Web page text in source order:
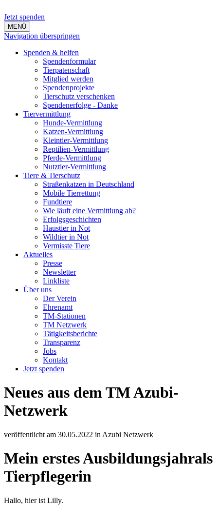
Jetzt spenden
MENÜ
Navigation überspringen
Spenden & helfen
Spendenformular
Tierpatenschaft
Mitglied werden
Spendenprojekte
Tierschutz verschenken
Spendenerfolge - Danke
Tiervermittlung
Hunde-Vermittlung
Katzen-Vermittlung
Kleintier-Vermittlung
Reptilien-Vermittlung
Pferde-Vermittlung
Nutztier-Vermittlung
Tiere & Tierschutz
Straßenkatzen in Deutschland
Mobile Tierrettung
Fundtiere
Wie läuft eine Vermittlung ab?
Erfolgsgeschichten
Haustier in Not
Wildtier in Not
Vermisste Tiere
Aktuelles
Presse
Newsletter
Linkliste
Über uns
Der Verein
Ehrenamt
TM-Stationen
TM Netzwerk
Tätigkeitsberichte
Transparenz
Jobs
Kontakt
Jetzt spenden
Neues aus dem TM Azubi-
Netzwerk
veröffentlicht am 30.05.2022 in Azubi Netzwerk
Mein erstes Ausbildungsjahrals
Tierpflegerin
Hallo, hier ist Lilly.